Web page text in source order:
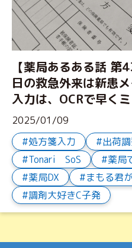
【薬局あるある話 第
日の救急外来は新患
入力は、OCRで早く
2025/01/09
処方箋入力
出荷
Tonari SoS
薬局
薬局DX
まもる君
調剤大好きC子発